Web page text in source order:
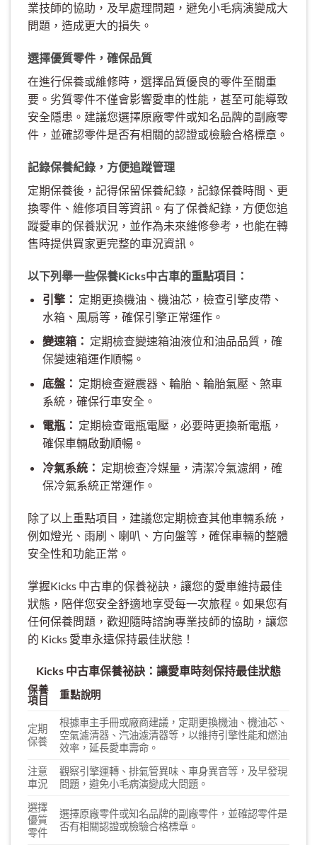
業技師的協助，及早處理問題，避免小毛病演變成大
問題，造成更大的損失。
選擇優質零件，確保品質
在進行保養或維修時，選擇品質優良的零件至關重
要。劣質零件不僅會影響愛車的性能，甚至可能導致
安全隱患。建議您選擇原廠零件或知名品牌的副廠零
件，並確認零件是否有相關的認證或檢驗合格標章。
記錄保養紀錄，方便追蹤管理
定期保養後，記得保留保養紀錄，記錄保養時間、更
換零件、維修項目等資訊。有了保養紀錄，方便您追
蹤愛車的保養狀況，並作為未來維修參考，也能在轉
售時提供買家更完整的車況資訊。
以下列舉一些保養Kicks中古車的重點項目：
引擎： 定期更換機油、機油芯，檢查引擎皮帶、
水箱、風扇等，確保引擎正常運作。
變速箱： 定期檢查變速箱油液位和油品品質，確
保變速箱運作順暢。
底盤： 定期檢查避震器、輪胎、輪胎氣壓、煞車
系統，確保行車安全。
電瓶： 定期檢查電瓶電壓，必要時更換新電瓶，
確保車輛啟動順暢。
冷氣系統： 定期檢查冷媒量，清潔冷氣濾網，確
保冷氣系統正常運作。
除了以上重點項目，建議您定期檢查其他車輛系統，
例如燈光、雨刷、喇叭、方向盤等，確保車輛的整體
安全性和功能正常。
掌握Kicks 中古車的保養祕訣，讓您的愛車維持最佳
狀態，陪伴您安全舒適地享受每一次旅程。如果您有
任何保養問題，歡迎隨時諮詢專業技師的協助，讓您
的 Kicks 愛車永遠保持最佳狀態！
Kicks 中古車保養祕訣：讓愛車時刻保持最佳狀態
保養
項目
重點說明
定期
保養
根據車主手冊或廠商建議，定期更換機油、機油芯、
空氣濾清器、汽油濾清器等，以維持引擎性能和燃油
效率，延長愛車壽命。
注意
車況
觀察引擎運轉、排氣管異味、車身異音等，及早發現
問題，避免小毛病演變成大問題。
選擇
優質
零件
選擇原廠零件或知名品牌的副廠零件，並確認零件是
否有相關認證或檢驗合格標章。